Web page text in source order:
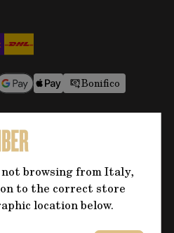
browsing from Italy,
to the correct store
location below.
Bonifico
informazioni